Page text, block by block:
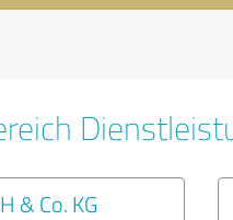
& Co. KG